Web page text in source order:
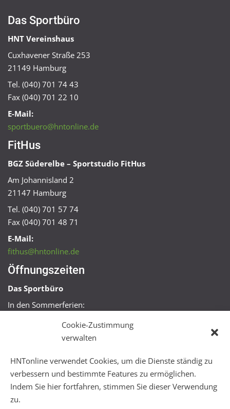
Cookie-Zustimmung
verwalten
HNTonline verwendet Cookies, um die Dienste ständig zu
verbessern und bestimmte Features zu ermöglichen.
Indem Sie hier fortfahren, stimmen Sie dieser Verwendung
zu.
Das Sportbüro
HNT Vereinshaus
Cuxhavener Straße 253
21149 Hamburg
Tel. (040) 701 74 43
Fax (040) 701 22 10
E-Mail:
sportbuero@hntonline.de
FitHus
BGZ Süderelbe – Sportstudio FitHus
Am Johannisland 2
21147 Hamburg
Tel. (040) 701 57 74
Fax (040) 701 48 71
E-Mail:
fithus@hntonline.de
Öffnungszeiten
Das Sportbüro
In den Sommerferien:
Mo + Mi 16:00 – 18:00 Uhr
Mo – Fr 08:00 – 22:00 Uhr
Sa + So 10:00 – 18:00 Uhr